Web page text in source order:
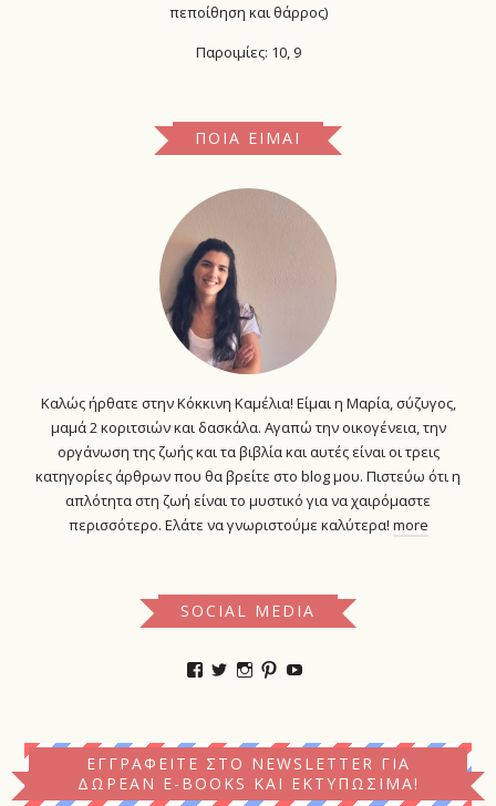
πεποίθηση και θάρρος)
Παροιμίες: 10, 9
ΠΟΙΑ ΕΊΜΑΙ
Καλώς ήρθατε στην Κόκκινη Καμέλια! Είμαι η Μαρία, σύζυγος,
μαμά 2 κοριτσιών και δασκάλα. Αγαπώ την οικογένεια, την
οργάνωση της ζωής και τα βιβλία και αυτές είναι οι τρεις
κατηγορίες άρθρων που θα βρείτε στο blog μου. Πιστεύω ότι η
απλότητα στη ζωή είναι το μυστικό για να χαιρόμαστε
περισσότερο. Ελάτε να γνωριστούμε καλύτερα! more
SOCIAL MEDIA
Προβολή
στο
Facebook
Προβολή
στο
Twitter
Προβολή
στο
Instagram
Προβολή
στο
Pinterest
YouTube
ΕΓΓΡΑΦΕΊΤΕ ΣΤΟ NEWSLETTER ΓΙΑ
ΔΩΡΕΆΝ E-BOOKS ΚΑΙ ΕΚΤΥΠΏΣΙΜΑ!